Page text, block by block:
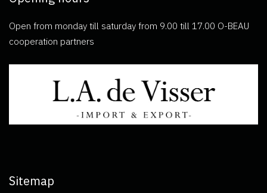
Open from monday till saturday from 9.00 till 17.00 O-BEAU
cooperation partners
Sitemap